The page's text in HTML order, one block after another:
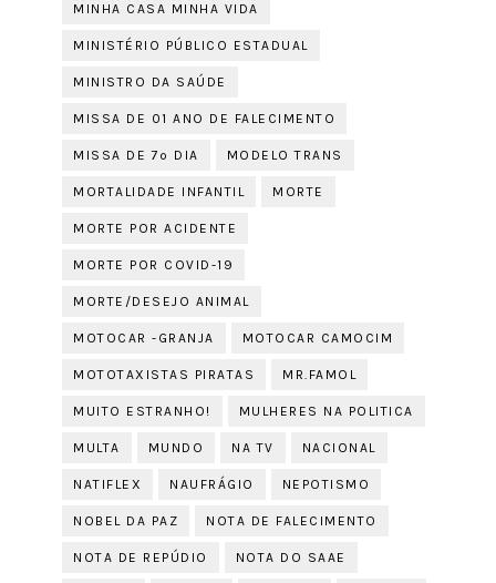
MINHA CASA MINHA VIDA
MINISTÉRIO PÚBLICO ESTADUAL
MINISTRO DA SAÚDE
MISSA DE 01 ANO DE FALECIMENTO
MISSA DE 7º DIA MODELO TRANS
MORTALIDADE INFANTIL MORTE
MORTE POR ACIDENTE
MORTE POR COVID-19
MORTE/DESEJO ANIMAL
MOTOCAR -GRANJA MOTOCAR CAMOCIM
MOTOTAXISTAS PIRATAS MR.FAMOL
MUITO ESTRANHO! MULHERES NA POLITICA
MULTA MUNDO NA TV NACIONAL
NATIFLEX NAUFRÁGIO NEPOTISMO
NOBEL DA PAZ NOTA DE FALECIMENTO
NOTA DE REPÚDIO NOTA DO SAAE